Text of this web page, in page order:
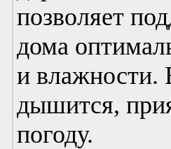
позволяет
дома
и влажности.
дышится,
погоду.